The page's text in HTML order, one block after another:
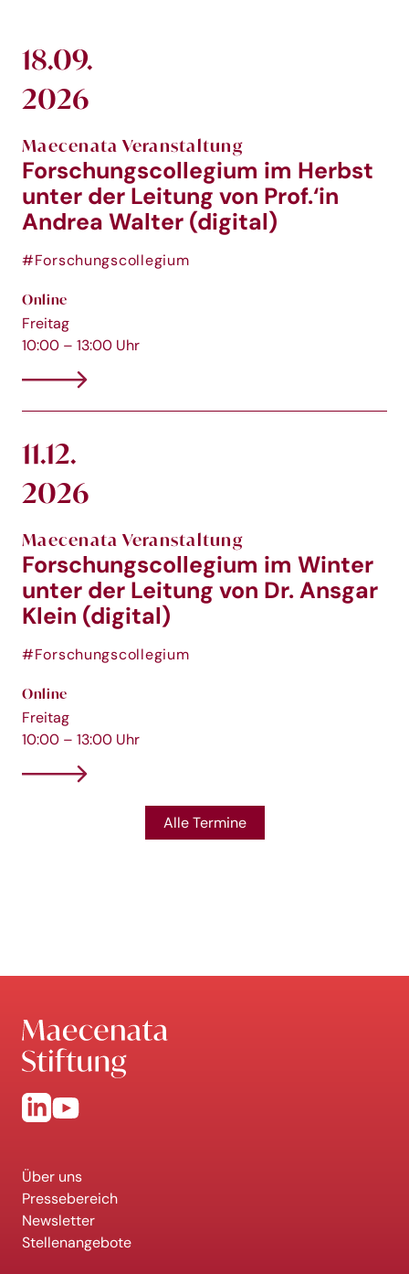
18.09.
2026
Maecenata Veranstaltung
Forschungscollegium im Herbst
unter der Leitung von Prof.‘in
Andrea Walter (digital)
#Forschungscollegium
Online
Freitag
10:00 – 13:00 Uhr
11.12.
2026
Maecenata Veranstaltung
Forschungscollegium im Winter
unter der Leitung von Dr. Ansgar
Klein (digital)
#Forschungscollegium
Online
Freitag
10:00 – 13:00 Uhr
Alle Termine
Über uns
Pressebereich
Newsletter
Stellenangebote